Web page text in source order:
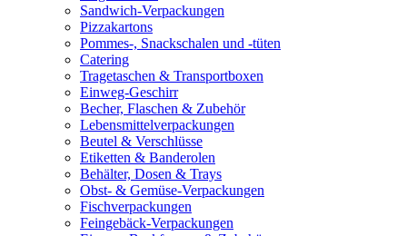
Sandwich-Verpackungen
Pizzakartons
Pommes-, Snackschalen und -tüten
Catering
Tragetaschen & Transportboxen
Einweg-Geschirr
Becher, Flaschen & Zubehör
Lebensmittelverpackungen
Beutel & Verschlüsse
Etiketten & Banderolen
Behälter, Dosen & Trays
Obst- & Gemüse-Verpackungen
Fischverpackungen
Feingebäck-Verpackungen